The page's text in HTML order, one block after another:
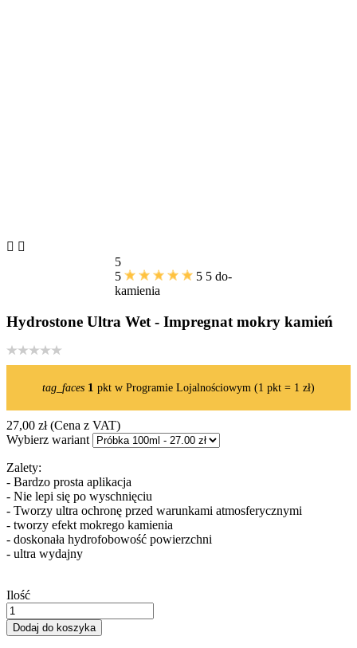
 
5
5
5 5 do-
kamienia
Hydrostone Ultra Wet - Impregnat mokry kamień
tag_faces 1 pkt w Programie Lojalnościowym (1 pkt = 1 zł)
27,00 zł (Cena z VAT)
Wybierz wariant
Zalety:
- Bardzo prosta aplikacja
- Nie lepi się po wyschnięciu
- Tworzy ultra ochronę przed warunkami atmosferycznymi
- tworzy efekt mokrego kamienia
- doskonała hydrofobowość powierzchni
- ultra wydajny
Ilość
Dodaj do koszyka